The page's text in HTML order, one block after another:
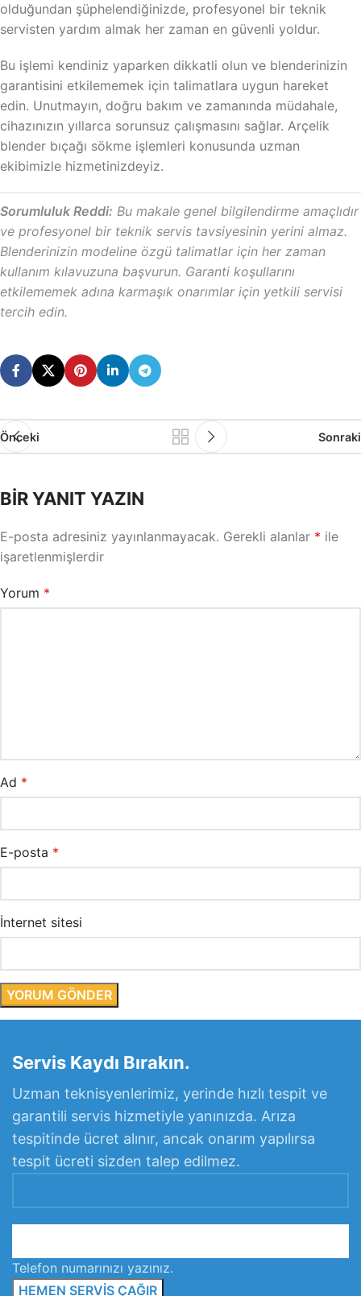
olduğundan şüphelendiğinizde, profesyonel bir teknik
servisten yardım almak her zaman en güvenli yoldur.
Bu işlemi kendiniz yaparken dikkatli olun ve blenderinizin
garantisini etkilememek için talimatlara uygun hareket
edin. Unutmayın, doğru bakım ve zamanında müdahale,
cihazınızın yıllarca sorunsuz çalışmasını sağlar. Arçelik
blender bıçağı sökme işlemleri konusunda uzman
ekibimizle hizmetinizdeyiz.
Sorumluluk Reddi: Bu makale genel bilgilendirme amaçlıdır
ve profesyonel bir teknik servis tavsiyesinin yerini almaz.
Blenderinizin modeline özgü talimatlar için her zaman
kullanım kılavuzuna başvurun. Garanti koşullarını
etkilememek adına karmaşık onarımlar için yetkili servisi
tercih edin.
Önceki Sonraki
BIR YANIT YAZIN
E-posta adresiniz yayınlanmayacak. Gerekli alanlar * ile
işaretlenmişlerdir
Yorum *
Ad *
E-posta *
İnternet sitesi
Servis Kaydı Bırakın.
Uzman teknisyenlerimiz, yerinde hızlı tespit ve
garantili servis hizmetiyle yanınızda. Arıza
tespitinde ücret alınır, ancak onarım yapılırsa
tespit ücreti sizden talep edilmez.
Telefon numarınızı yazınız.